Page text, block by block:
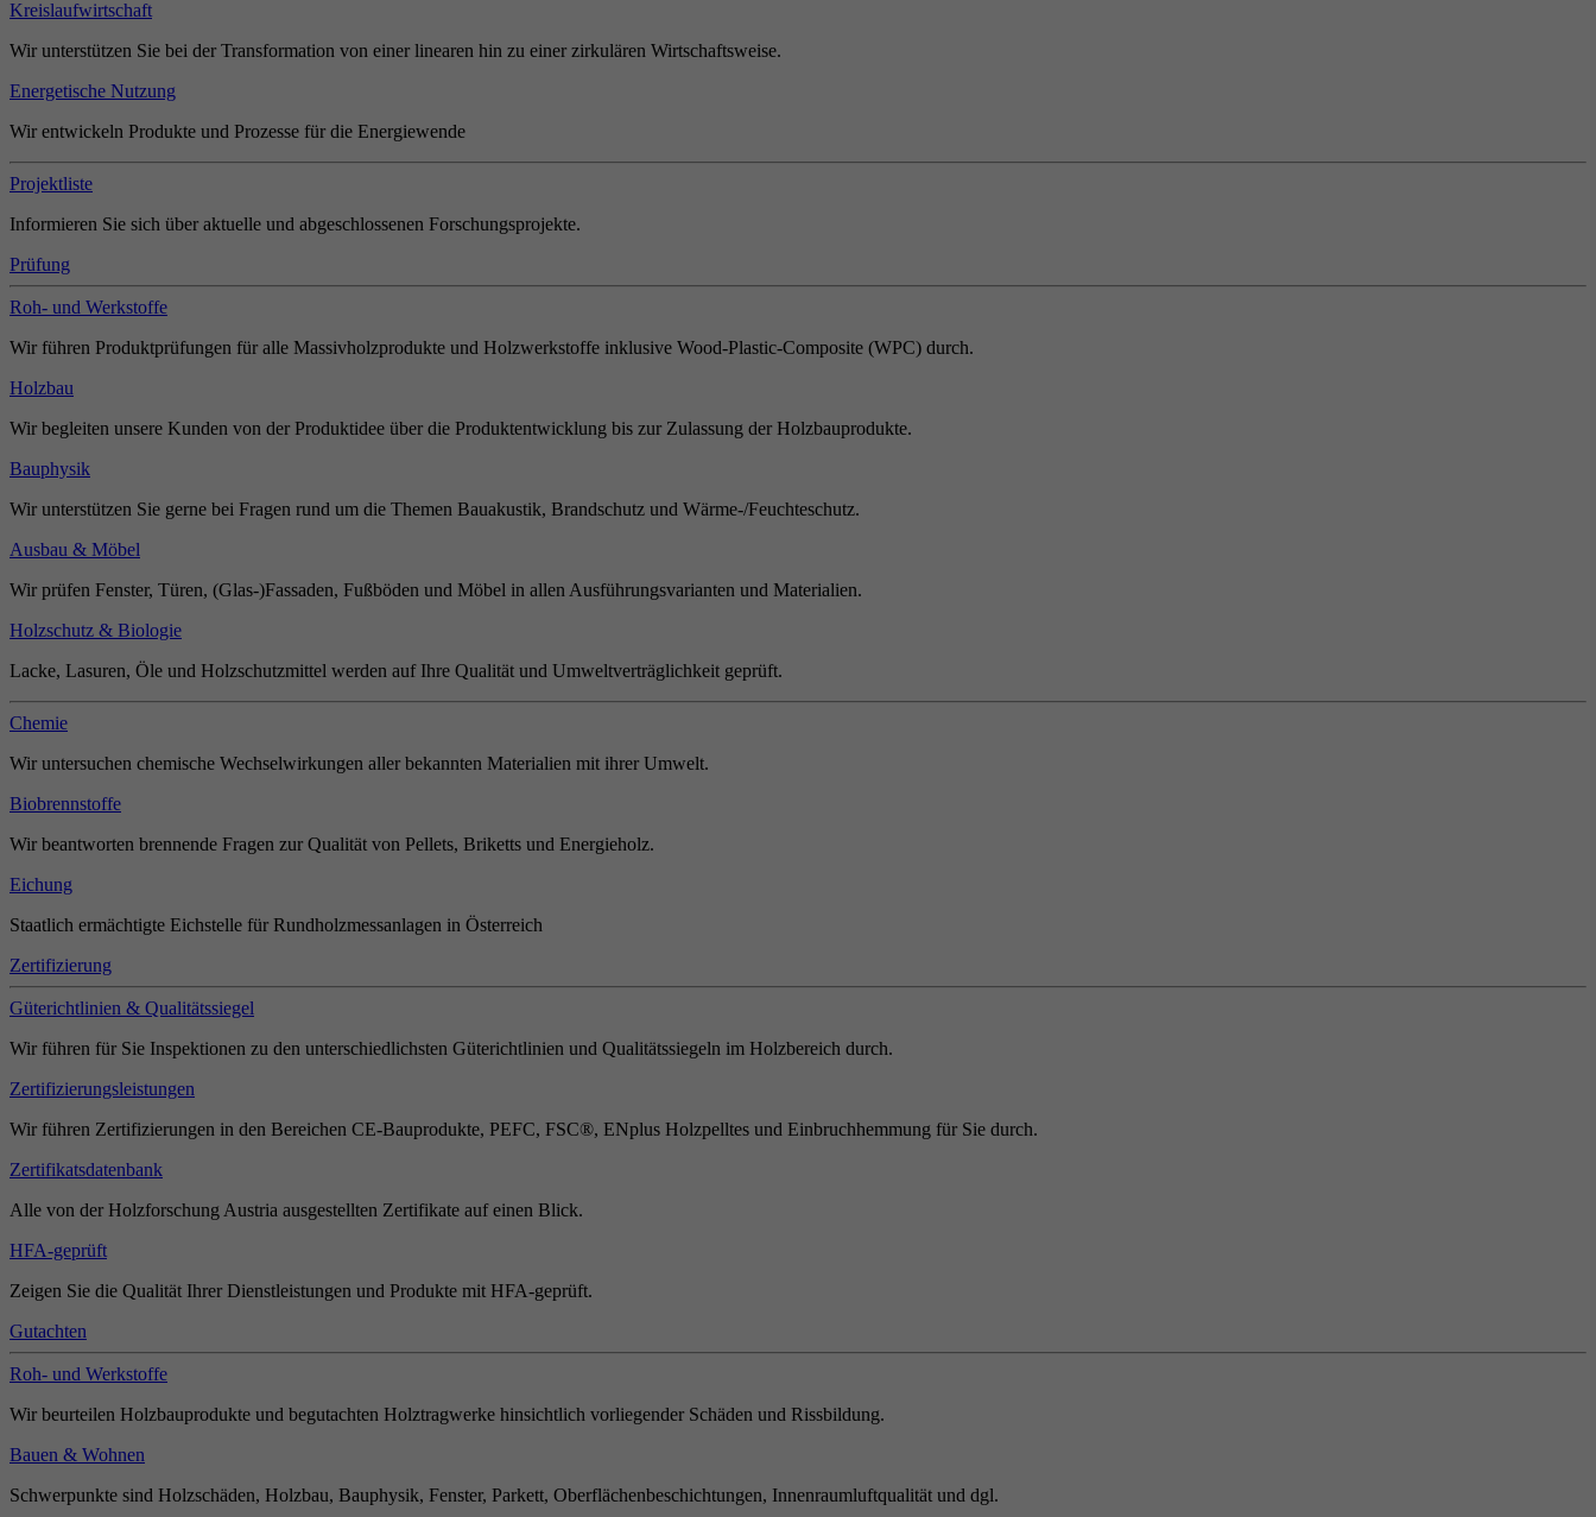
Kreislaufwirtschaft
Wir unterstützen Sie bei der Transformation von einer linearen hin zu einer zirkulären Wirtschaftsweise.
Energetische Nutzung
Wir entwickeln Produkte und Prozesse für die Energiewende
Projektliste
Informieren Sie sich über aktuelle und abgeschlossenen Forschungsprojekte.
Prüfung
Roh- und Werkstoffe
Wir führen Produktprüfungen für alle Massivholzprodukte und Holzwerkstoffe inklusive Wood-Plastic-Composite (WPC) durch.
Holzbau
Wir begleiten unsere Kunden von der Produktidee über die Produktentwicklung bis zur Zulassung der Holzbauprodukte.
Bauphysik
Wir unterstützen Sie gerne bei Fragen rund um die Themen Bauakustik, Brandschutz und Wärme-/Feuchteschutz.
Ausbau & Möbel
Wir prüfen Fenster, Türen, (Glas-)Fassaden, Fußböden und Möbel in allen Ausführungsvarianten und Materialien.
Holzschutz & Biologie
Lacke, Lasuren, Öle und Holzschutzmittel werden auf Ihre Qualität und Umweltverträglichkeit geprüft.
Chemie
Wir untersuchen chemische Wechselwirkungen aller bekannten Materialien mit ihrer Umwelt.
Biobrennstoffe
Wir beantworten brennende Fragen zur Qualität von Pellets, Briketts und Energieholz.
Eichung
Staatlich ermächtigte Eichstelle für Rundholzmessanlagen in Österreich
Zertifizierung
Güterichtlinien & Qualitätssiegel
Wir führen für Sie Inspektionen zu den unterschiedlichsten Güterichtlinien und Qualitätssiegeln im Holzbereich durch.
Zertifizierungsleistungen
Wir führen Zertifizierungen in den Bereichen CE-Bauprodukte, PEFC, FSC®, ENplus Holzpelltes und Einbruchhemmung für Sie durch.
Zertifikatsdatenbank
Alle von der Holzforschung Austria ausgestellten Zertifikate auf einen Blick.
HFA-geprüft
Zeigen Sie die Qualität Ihrer Dienstleistungen und Produkte mit HFA-geprüft.
Gutachten
Roh- und Werkstoffe
Wir beurteilen Holzbauprodukte und begutachten Holztragwerke hinsichtlich vorliegender Schäden und Rissbildung.
Bauen & Wohnen
Schwerpunkte sind Holzschäden, Holzbau, Bauphysik, Fenster, Parkett, Oberflächenbeschichtungen, Innenraumluftqualität und dgl.